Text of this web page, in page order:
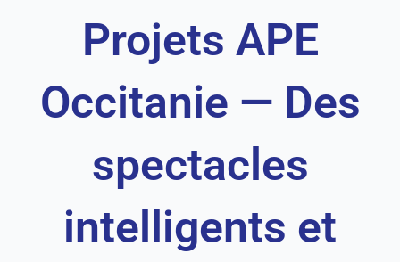
Projets APE
Occitanie — Des
spectacles
intelligents et